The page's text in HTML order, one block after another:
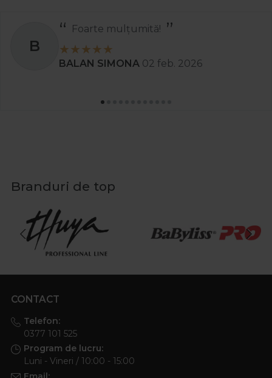
B
Foarte mulțumită!
BALAN SIMONA 02 feb. 2026
Branduri de top
CONTACT
Telefon:
0377 101 525
Program de lucru:
Luni - Vineri / 10:00 - 15:00